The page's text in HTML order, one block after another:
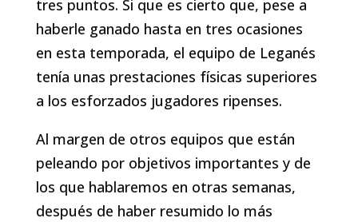
tres puntos. Si que es cierto que, pese a
haberle ganado hasta en tres ocasiones
en esta temporada, el equipo de Leganés
tenía unas prestaciones físicas superiores
a los esforzados jugadores ripenses.
Al margen de otros equipos que están
peleando por objetivos importantes y de
los que hablaremos en otras semanas,
después de haber resumido lo más